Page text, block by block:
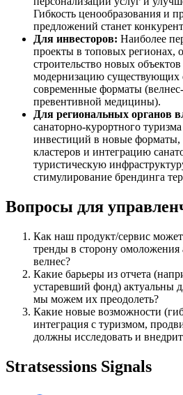
Гибкость ценообразования и
предложений станет
Для инвесторов: Наиболее
проекты в топовых регионах,
строительство новых
модернизацию существующих
современные форматы
превентивной медицины).
Для региональных органов
санаторно-курортного
инвестиций в новые форматы,
кластеров и интеграцию
туристическую
стимулирование брендинга
Вопросы для
Как наш продукт/сервис
тренды в сторону омоложения
велнес?
Какие барьеры из отчета
устаревший фонд) актуальны
мы можем их преодолеть?
Какие новые возможности
интеграция с туризмом,
должны исследовать и
Stratsessions Signals